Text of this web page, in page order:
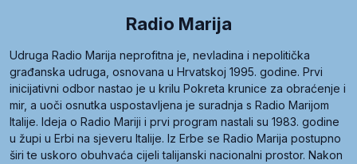
Radio Marija
Udruga Radio Marija neprofitna je, nevladina i nepolitička
građanska udruga, osnovana u Hrvatskoj 1995. godine. Prvi
inicijativni odbor nastao je u krilu Pokreta krunice za obraćenje i
mir, a uoči osnutka uspostavljena je suradnja s Radio Marijom
Italije. Ideja o Radio Mariji i prvi program nastali su 1983. godine
u župi u Erbi na sjeveru Italije. Iz Erbe se Radio Marija postupno
širi te uskoro obuhvaća cijeli talijanski nacionalni prostor. Nakon